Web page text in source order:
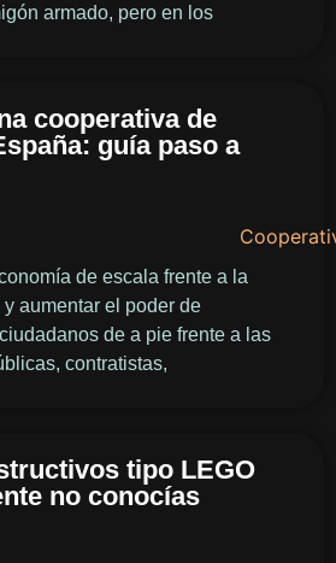
armado, pero en los
cooperativa de
guía paso a
de escala frente a la
aumentar el poder de
de a pie frente a las
contratistas,
tipo LEGO
no conocías